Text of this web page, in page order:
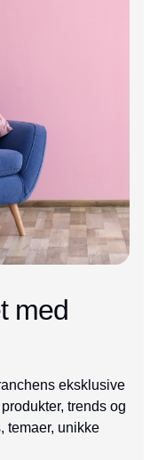
med
eksklusive
trends og
temaer, unikke